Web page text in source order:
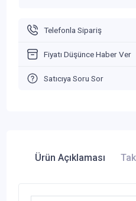
Telefonla Sipariş
Fiyatı Düşünce Haber Ver
Satıcıya Soru Sor
Ürün Açıklaması